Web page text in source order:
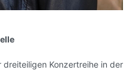
dreiteiligen Konzertreihe in der